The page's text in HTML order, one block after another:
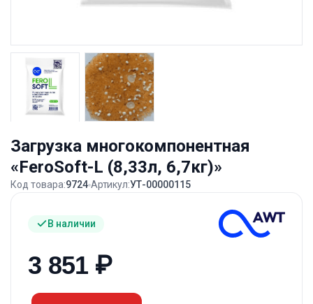
Загрузка многокомпонентная
«FeroSoft-L (8,33л, 6,7кг)»
Код товара:9724 Артикул:УТ-00000115
В наличии
3 851 ₽